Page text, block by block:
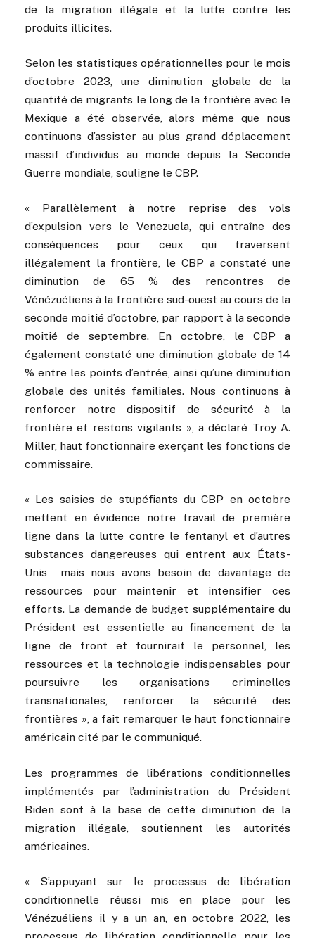
de la migration illégale et la lutte contre les
produits illicites.
Selon les statistiques opérationnelles pour le mois
d’octobre 2023, une diminution globale de la
quantité de migrants le long de la frontière avec le
Mexique a été observée, alors même que nous
continuons d’assister au plus grand déplacement
massif d’individus au monde depuis la Seconde
Guerre mondiale, souligne le CBP.
« Parallèlement à notre reprise des vols
d’expulsion vers le Venezuela, qui entraîne des
conséquences pour ceux qui traversent
illégalement la frontière, le CBP a constaté une
diminution de 65 % des rencontres de
Vénézuéliens à la frontière sud-ouest au cours de la
seconde moitié d’octobre, par rapport à la seconde
moitié de septembre. En octobre, le CBP a
également constaté une diminution globale de 14
% entre les points d’entrée, ainsi qu’une diminution
globale des unités familiales. Nous continuons à
renforcer notre dispositif de sécurité à la
frontière et restons vigilants », a déclaré Troy A.
Miller, haut fonctionnaire exerçant les fonctions de
commissaire.
« Les saisies de stupéfiants du CBP en octobre
mettent en évidence notre travail de première
ligne dans la lutte contre le fentanyl et d’autres
substances dangereuses qui entrent aux États-
Unis mais nous avons besoin de davantage de
ressources pour maintenir et intensifier ces
efforts. La demande de budget supplémentaire du
Président est essentielle au financement de la
ligne de front et fournirait le personnel, les
ressources et la technologie indispensables pour
poursuivre les organisations criminelles
transnationales, renforcer la sécurité des
frontières », a fait remarquer le haut fonctionnaire
américain cité par le communiqué.
Les programmes de libérations conditionnelles
implémentés par l’administration du Président
Biden sont à la base de cette diminution de la
migration illégale, soutiennent les autorités
américaines.
« S’appuyant sur le processus de libération
conditionnelle réussi mis en place pour les
Vénézuéliens il y a un an, en octobre 2022, les